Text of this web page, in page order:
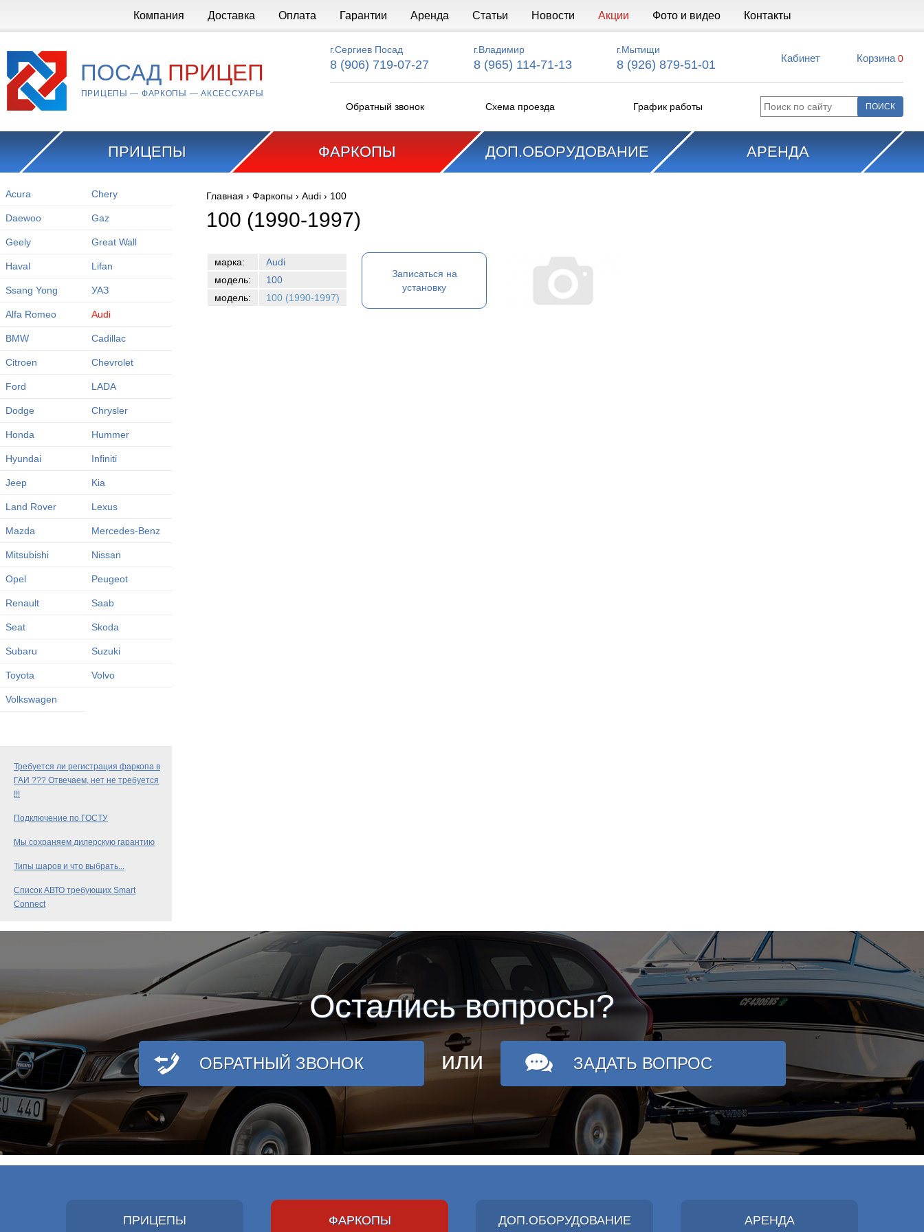
Компания Доставка Оплата Гарантии Аренда Статьи Новости Акции Фото и видео Контакты
ПОСАД ПРИЦЕП
ПРИЦЕПЫ — ФАРКОПЫ — АКСЕССУАРЫ
г.Сергиев Посад
8 (906) 719-07-27
г.Владимир
8 (965) 114-71-13
г.Мытищи
8 (926) 879-51-01 Кабинет Корзина 0
Обратный звонок Схема проезда График работы
ПРИЦЕПЫ ФАРКОПЫ ДОП.ОБОРУДОВАНИЕ АРЕНДА
Acura Chery
Daewoo Gaz
Geely Great Wall
Haval Lifan
Ssang Yong УАЗ
Alfa Romeo Audi
BMW Cadillac
Citroen Chevrolet
Ford LADA
Dodge Chrysler
Honda Hummer
Hyundai Infiniti
Jeep Kia
Land Rover Lexus
Mazda Mercedes-Benz
Mitsubishi Nissan
Opel Peugeot
Renault Saab
Seat Skoda
Subaru Suzuki
Toyota Volvo
Volkswagen
Требуется ли регистрация фаркопа в
ГАИ ??? Отвечаем, нет не требуется
!!!
Подключение по ГОСТУ
Мы сохраняем дилерскую гарантию
Типы шаров и что выбрать...
Список АВТО требующих Smart
Connect
Вы здесь
Главная › Фаркопы › Audi › 100
100 (1990-1997)
марка:
Audi
модель:
100
модель:
100 (1990-1997)
Записаться на
установку
Остались вопросы?
ОБРАТНЫЙ ЗВОНОК или ЗАДАТЬ ВОПРОС
ПРИЦЕПЫ ФАРКОПЫ ДОП.ОБОРУДОВАНИЕ АРЕНДА